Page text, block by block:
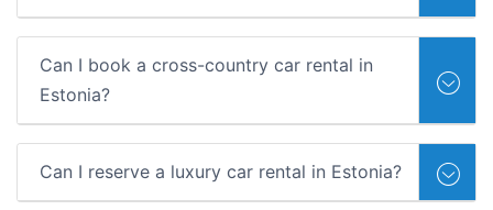
Can I book a cross-country car rental in
Estonia?
Can I reserve a luxury car rental in Estonia?